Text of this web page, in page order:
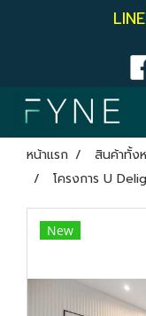
หน้าแรก สินค้าทั้ง
โครงการ U
New